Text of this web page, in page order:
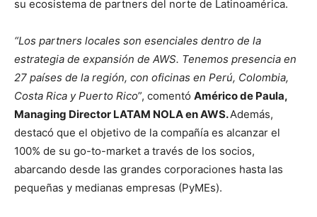
su ecosistema de partners del norte de Latinoamérica.
“Los partners locales son esenciales dentro de la
estrategia de expansión de AWS. Tenemos presencia en
27 países de la región, con oficinas en Perú, Colombia,
Costa Rica y Puerto Rico”, comentó Américo de Paula,
Managing Director LATAM NOLA en AWS.Además,
destacó que el objetivo de la compañía es alcanzar el
100% de su go-to-market a través de los socios,
abarcando desde las grandes corporaciones hasta las
pequeñas y medianas empresas (PyMEs).